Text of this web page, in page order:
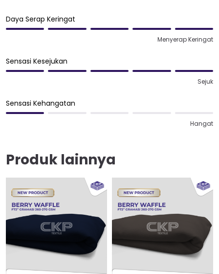
Daya Serap Keringat
Menyerap Keringat
Sensasi Kesejukan
Sejuk
Sensasi Kehangatan
Hangat
Produk lainnya